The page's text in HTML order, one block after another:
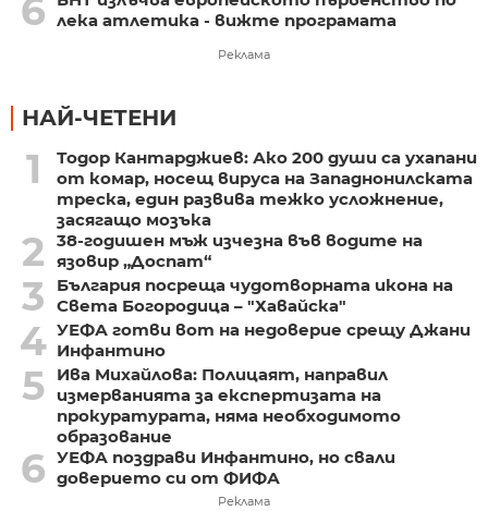
6 лека атлетика - вижте програмата
Реклама
НАЙ-ЧЕТЕНИ
1
Тодор Кантарджиев: Ако 200 души са ухапани
от комар, носещ вируса на Западнонилската
треска, един развива тежко усложнение,
засягащо мозъка
2
38-годишен мъж изчезна във водите на
язовир „Доспат“
3
България посреща чудотворната икона на
Света Богородица – "Хавайска"
4 УЕФА готви вот на недоверие срещу Джани
Инфантино
5
Ива Михайлова: Полицаят, направил
измерванията за експертизата на
прокуратурата, няма необходимото
образование
6 УЕФА поздрави Инфантино, но свали
доверието си от ФИФА
Реклама